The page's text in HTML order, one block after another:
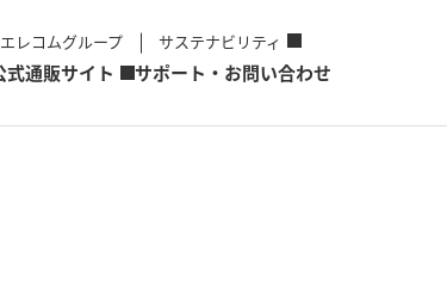
エレコムグループ サステナビリティ
式通販サイト サポート・お問い合わせ